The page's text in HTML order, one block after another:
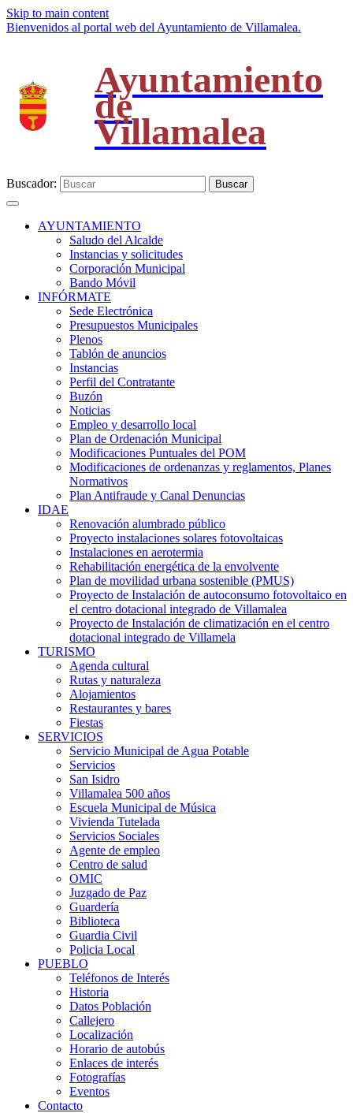
Skip to main content
Bienvenidos al portal web del Ayuntamiento de Villamalea.
Ayuntamiento
de
Villamalea
Buscador: Buscar
AYUNTAMIENTO
Saludo del Alcalde
Instancias y solicitudes
Corporación Municipal
Bando Móvil
INFÓRMATE
Sede Electrónica
Presupuestos Municipales
Plenos
Tablón de anuncios
Instancias
Perfil del Contratante
Buzón
Noticias
Empleo y desarrollo local
Plan de Ordenación Municipal
Modificaciones Puntuales del POM
Modificaciones de ordenanzas y reglamentos, Planes
Normativos
Plan Antifraude y Canal Denuncias
IDAE
Renovación alumbrado público
Proyecto instalaciones solares fotovoltaicas
Instalaciones en aerotermia
Rehabilitación energética de la envolvente
Plan de movilidad urbana sostenible (PMUS)
Proyecto de Instalación de autoconsumo fotovoltaico en
el centro dotacional integrado de Villamalea
Proyecto de Instalación de climatización en el centro
dotacional integrado de Villamela
TURISMO
Agenda cultural
Rutas y naturaleza
Alojamientos
Restaurantes y bares
Fiestas
SERVICIOS
Servicio Municipal de Agua Potable
Servicios
San Isidro
Villamalea 500 años
Escuela Municipal de Música
Vivienda Tutelada
Servicios Sociales
Agente de empleo
Centro de salud
OMIC
Juzgado de Paz
Guardería
Biblioteca
Guardia Civil
Policia Local
PUEBLO
Teléfonos de Interés
Historia
Datos Población
Callejero
Localización
Horario de autobús
Enlaces de interés
Fotografías
Eventos
Contacto